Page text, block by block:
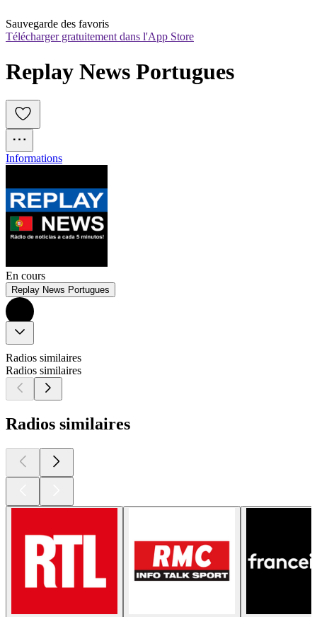
Sauvegarde des favoris
Télécharger gratuitement dans l'App Store
Replay News Portugues
Informations
En cours
Replay News Portugues
Radios similaires
Radios similaires
Radios similaires